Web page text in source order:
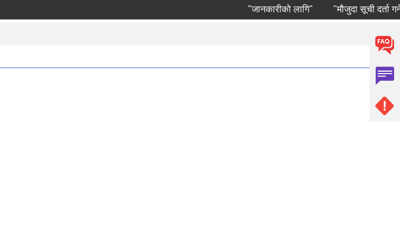
"जानकारीको लागि" "मौजुदा सूची दर्ता गर्ने